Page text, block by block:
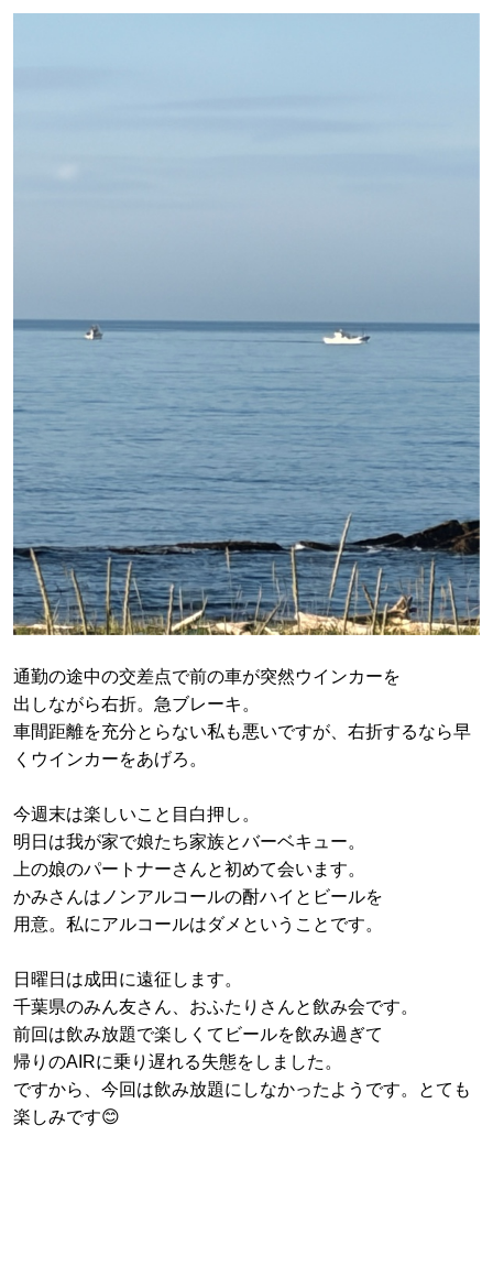
通勤の途中の交差点で前の車が突然ウインカーを
出しながら右折。急ブレーキ。
車間距離を充分とらない私も悪いですが、右折するなら早
くウインカーをあげろ。
今週末は楽しいこと目白押し。
明日は我が家で娘たち家族とバーベキュー。
上の娘のパートナーさんと初めて会います。
かみさんはノンアルコールの酎ハイとビールを
用意。私にアルコールはダメということです。
日曜日は成田に遠征します。
千葉県のみん友さん、おふたりさんと飲み会です。
前回は飲み放題で楽しくてビールを飲み過ぎて
帰りのAIRに乗り遅れる失態をしました。
ですから、今回は飲み放題にしなかったようです。とても
楽しみです😊